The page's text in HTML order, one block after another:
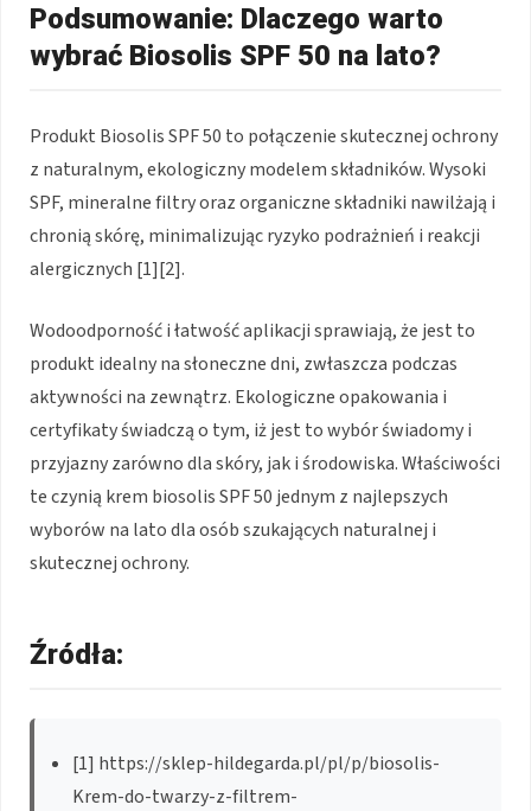
Podsumowanie: Dlaczego warto
wybrać Biosolis SPF 50 na lato?
Produkt Biosolis SPF 50 to połączenie skutecznej ochrony
z naturalnym, ekologiczny modelem składników. Wysoki
SPF, mineralne filtry oraz organiczne składniki nawilżają i
chronią skórę, minimalizując ryzyko podrażnień i reakcji
alergicznych [1][2].
Wodoodporność i łatwość aplikacji sprawiają, że jest to
produkt idealny na słoneczne dni, zwłaszcza podczas
aktywności na zewnątrz. Ekologiczne opakowania i
certyfikaty świadczą o tym, iż jest to wybór świadomy i
przyjazny zarówno dla skóry, jak i środowiska. Właściwości
te czynią krem biosolis SPF 50 jednym z najlepszych
wyborów na lato dla osób szukających naturalnej i
skutecznej ochrony.
Źródła:
[1] https://sklep-hildegarda.pl/pl/p/biosolis-
Krem-do-twarzy-z-filtrem-